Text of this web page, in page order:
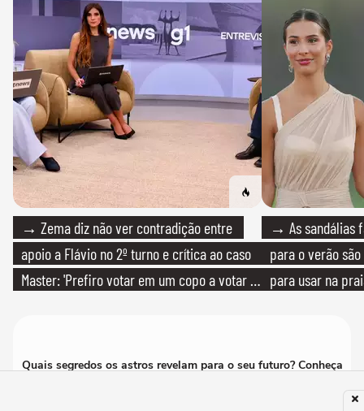
→ Zema diz não ver contradição entre
apoio a Flávio no 2º turno e crítica ao caso
Master: 'Prefiro votar em um copo a votar no
→ As sandálias
para o verão
para usar na
Quais segredos os astros revelam para o seu futuro? Conheça